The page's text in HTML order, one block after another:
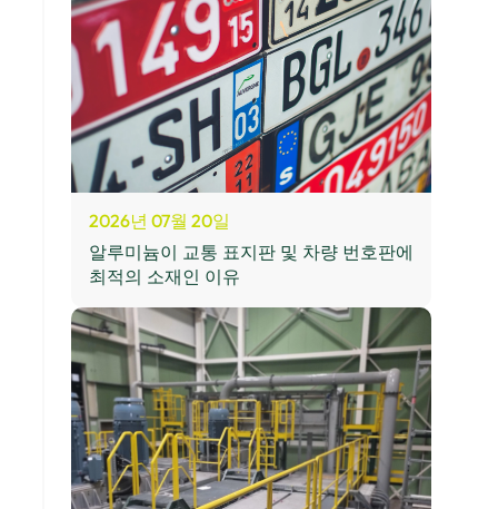
2026년 07월 20일
알루미늄이 교통 표지판 및 차량 번호판에
최적의 소재인 이유